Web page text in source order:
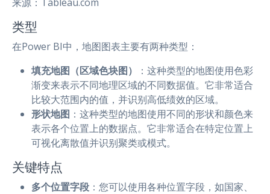
类型
在Power BI中，地图图表主要有两种类型：
填充地图（区域色块图）
：这种类型的地图使用色彩
渐变来表示不同地理区域的不同数据值。它非常适合
比较大范围内的值，并识别高低绩效的区域。
形状地图 ：这种类型的地图使用不同的形状和颜色来
表示各个位置上的数据点。它非常适合在特定位置上
可视化离散值并识别聚类或模式。
关键特点
多个位置字段 ：您可以使用各种位置字段，如国家、